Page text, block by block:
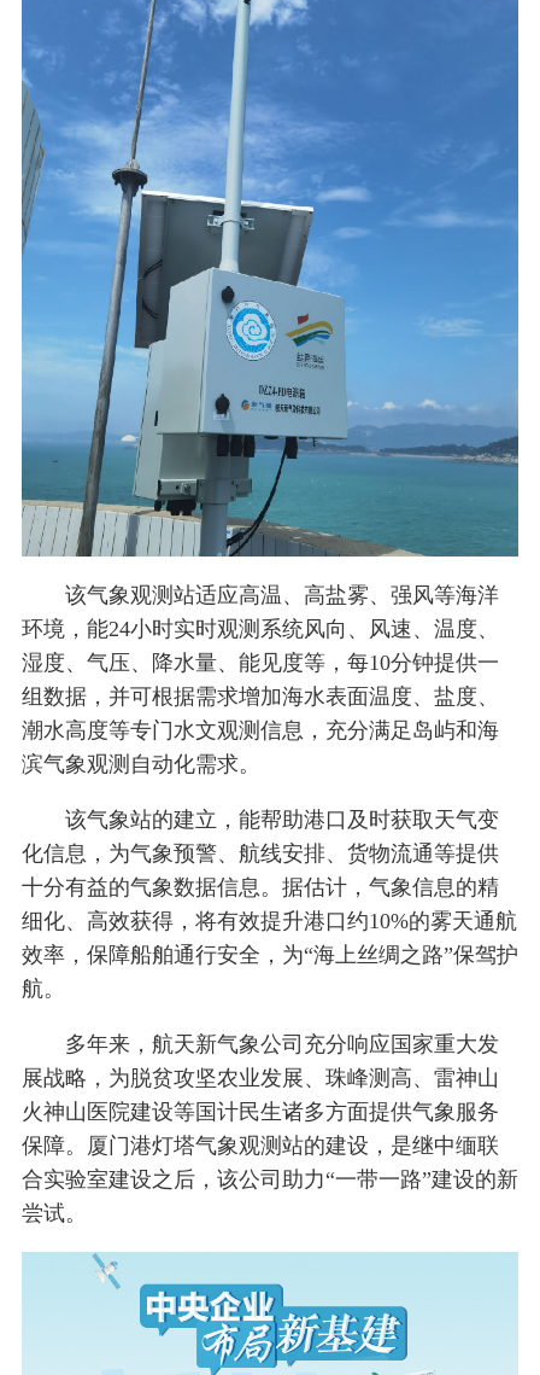
该气象观测站适应高温、高盐雾、强风等海洋
环境，能24小时实时观测系统风向、风速、温度、
湿度、气压、降水量、能见度等，每10分钟提供一
组数据，并可根据需求增加海水表面温度、盐度、
潮水高度等专门水文观测信息，充分满足岛屿和海
滨气象观测自动化需求。
该气象站的建立，能帮助港口及时获取天气变
化信息，为气象预警、航线安排、货物流通等提供
十分有益的气象数据信息。据估计，气象信息的精
细化、高效获得，将有效提升港口约10%的雾天通航
效率，保障船舶通行安全，为“海上丝绸之路”保驾护
航。
多年来，航天新气象公司充分响应国家重大发
展战略，为脱贫攻坚农业发展、珠峰测高、雷神山
火神山医院建设等国计民生诸多方面提供气象服务
保障。厦门港灯塔气象观测站的建设，是继中缅联
合实验室建设之后，该公司助力“一带一路”建设的新
尝试。